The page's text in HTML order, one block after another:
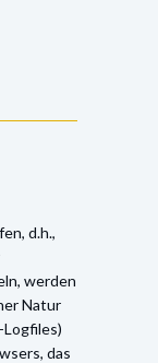
d.h.,
werden
Natur
das